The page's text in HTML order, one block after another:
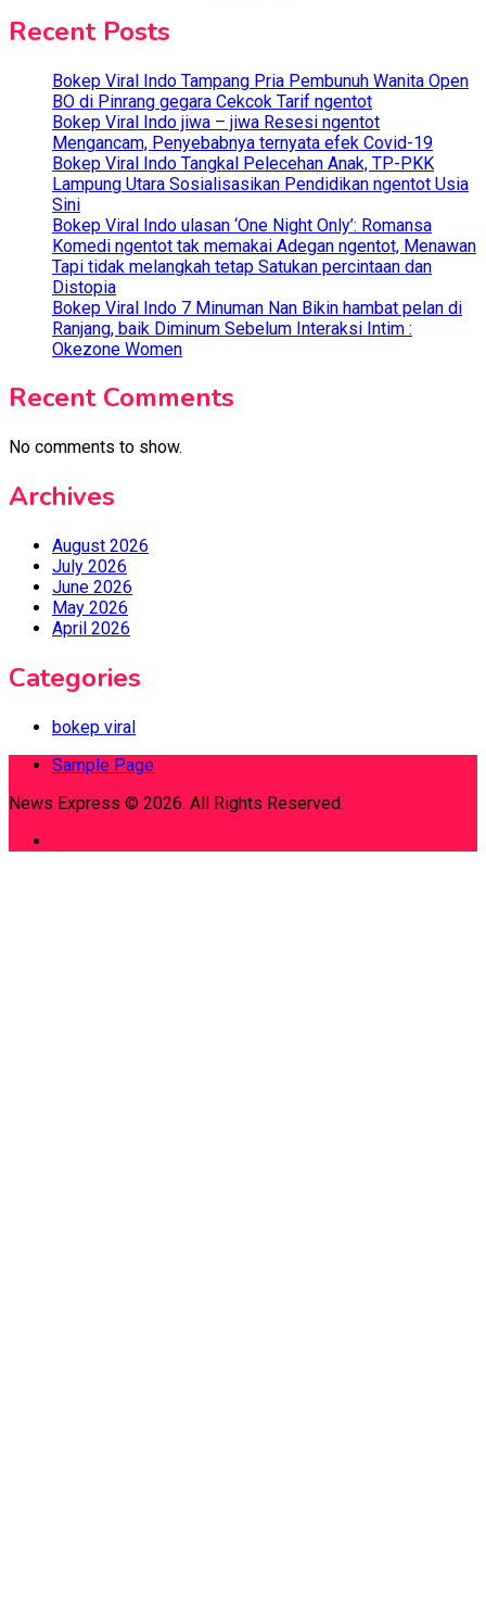
Recent Posts
Bokep Viral Indo Tampang Pria Pembunuh Wanita Open
BO di Pinrang gegara Cekcok Tarif ngentot
Bokep Viral Indo jiwa – jiwa Resesi ngentot
Mengancam, Penyebabnya ternyata efek Covid-19
Bokep Viral Indo Tangkal Pelecehan Anak, TP-PKK
Lampung Utara Sosialisasikan Pendidikan ngentot Usia
Sini
Bokep Viral Indo ulasan ‘One Night Only’: Romansa
Komedi ngentot tak memakai Adegan ngentot, Menawan
Tapi tidak melangkah tetap Satukan percintaan dan
Distopia
Bokep Viral Indo 7 Minuman Nan Bikin hambat pelan di
Ranjang, baik Diminum Sebelum Interaksi Intim :
Okezone Women
Recent Comments
No comments to show.
Archives
August 2026
July 2026
June 2026
May 2026
April 2026
Categories
bokep viral
Sample Page
News Express © 2026. All Rights Reserved.